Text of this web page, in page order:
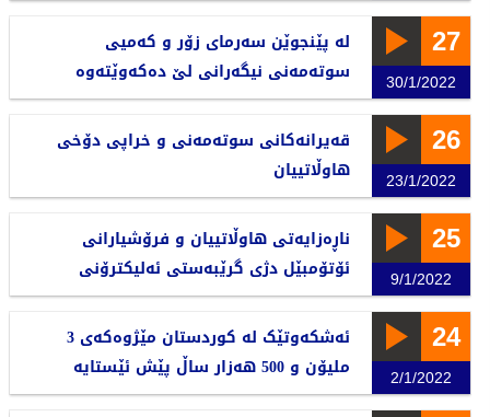
27
30/1/2022
لە پێنجوێن سەرمای زۆر و کەمیی
سوتەمەنی نیگەرانی لێ دەکەوێتەوە
26
23/1/2022
قەیرانەکانی سوتەمەنی و خراپی دۆخی
هاوڵاتییان
25
9/1/2022
ناڕەزایەتی هاوڵاتییان و فرۆشیارانی
ئۆتۆمبێل دژی گرێبەستی ئەلیکترۆنی
24
2/1/2022
ئەشکەوتێک لە کوردستان مێژوەکەی 3
ملیۆن و 500 هەزار ساڵ پێش ئێستایە